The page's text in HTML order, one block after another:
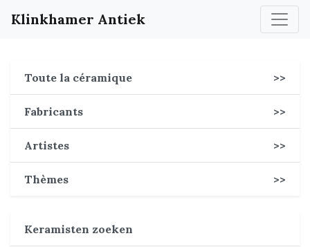
Klinkhamer Antiek
Toute la céramique >>
Fabricants >>
Artistes >>
Thèmes >>
Keramisten zoeken